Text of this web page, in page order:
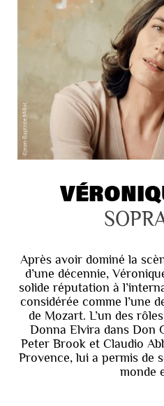
Après avoir dominé la
d’une décennie,
solide réputation à
considérée comme l’une
de Mozart. L’un des
Donna Elvira dans Don
Peter Brook et Claudio
Provence, lui a permis de
monde